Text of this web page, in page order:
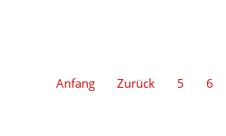
Anfang
Zurück 5 6